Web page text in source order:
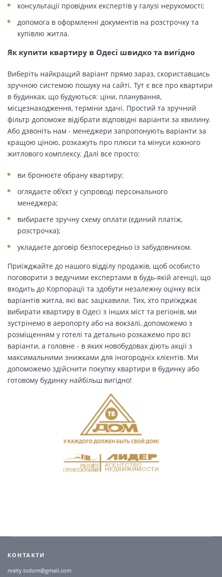
консультації провідних експертів у галузі нерухомості;
допомога в оформленні документів на розстрочку та
купівлю житла.
Як купити квартиру в Одесі швидко та вигідно
Виберіть найкращий варіант прямо зараз, скориставшись
зручною системою пошуку на сайті. Тут є все про квартири
в будинках, що будуються: ціни, планування,
місцезнаходження, терміни здачі. Простий та зручний
фільтр допоможе відібрати відповідні варіанти за хвилину.
Або дзвоніть нам - менеджери запропонують варіанти за
кращою ціною, розкажуть про плюси та мінуси кожного
житлового комплексу. Далі все просто:
ви бронюєте обрану квартиру;
оглядаєте об'єкт у супроводі персонального
менеджера;
вибираєте зручну схему оплати (єдиний платіж,
розстрочка);
укладаєте договір безпосередньо із забудовником.
Приїжджайте до нашого відділу продажів, щоб особисто
поговорити з ведучими експертами в будь-якій агенції, що
входить до Корпорації та здобути незалежну оцінку всіх
варіантів житла, які вас зацікавили. Тих, хто приїжджає
вибирати квартиру в Одесі з інших міст та регіонів, ми
зустрінемо в аеропорту або на вокзалі, допоможемо з
розміщенням у готелі та детально розкажемо про всі
варіанти, а головне - в яких новобудовах діють акції з
максимальними знижками для іногородніх клієнтів. Ми
допоможемо здійснити покупку квартири в будинку або
готовому будинку найбільш вигідно!
КОНТАКТИ
realty.tvdom@gmail.com